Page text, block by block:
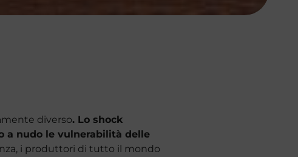
diverso. Lo shock
a nudo le vulnerabilità delle
i produttori di tutto il mondo